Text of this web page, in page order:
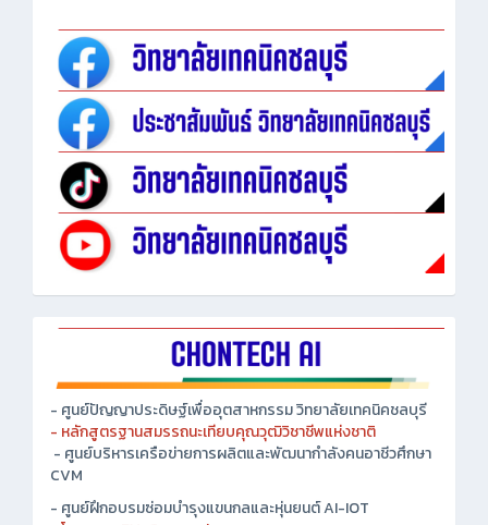
- ศูนย์ปัญญาประดิษฐ์เพื่ออุตสาหกรรม วิทยาลัยเทคนิคชลบุรี
- หลักสูตรฐานสมรรถนะเทียบคุณวุฒิวิชาชีพแห่งชาติ
- ศูนย์บริหารเครือข่ายการผลิตและพัฒนากำลังคนอาชีวศึกษา
CVM